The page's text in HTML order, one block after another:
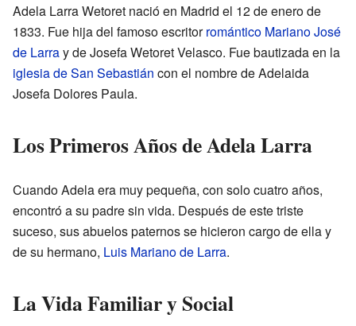
Adela Larra Wetoret nació en Madrid el 12 de enero de
1833. Fue hija del famoso escritorromántico Mariano José
de Larray de Josefa Wetoret Velasco. Fue bautizada en la
iglesia de San Sebastián con el nombre de Adelaida
Josefa Dolores Paula.
Los Primeros Años de Adela Larra
Cuando Adela era muy pequeña, con solo cuatro años,
encontró a su padre sin vida. Después de este triste
suceso, sus abuelos paternos se hicieron cargo de ella y
de su hermano, Luis Mariano de Larra.
La Vida Familiar y Social